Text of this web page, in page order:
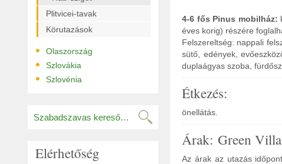
Plitvicei-tavak
Körutazások
• Olaszország
• Szlovákia
• Szlovénia
Elérhetőség
4-6 fős Pinus mobilház:
éves korig) részére
Felszereltség: nappali
sütő, edények,
duplaágyas szoba,
Étkezés:
önellátás.
Árak: Green
Az árak az utazás